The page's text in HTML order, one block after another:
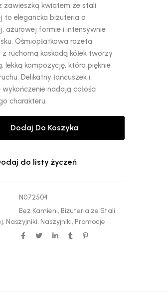
zawieszką kwiatem ze stali
to elegancka biżuteria o
ażurowej formie i intensywnie
Ośmiopłatkowa rozeta
z ruchomą kaskadą kółek tworzy
lekką kompozycję, która pięknie
Delikatny łańcuszek i
nadają całości
charakteru.
Dodaj Do Koszyka
do listy życzeń
N072504
Bez Kamieni, Biżuteria ze Stali
, Naszyjniki, Naszyjniki, Promocje